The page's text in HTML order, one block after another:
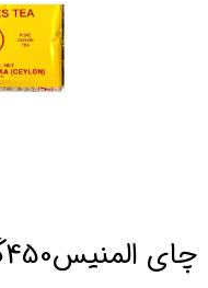
چای المنیس450گرم